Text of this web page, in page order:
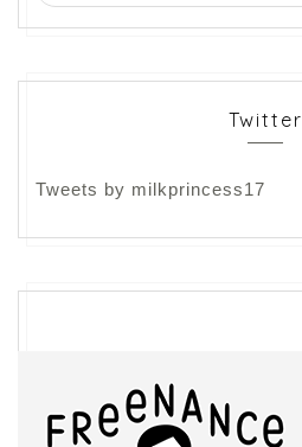
Twitter
Tweets by milkprincess17